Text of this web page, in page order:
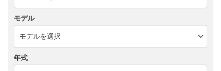
モデル
年式